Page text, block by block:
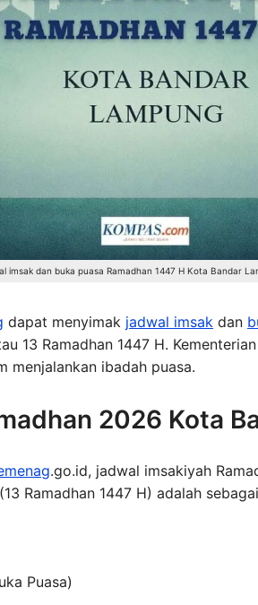
imsak dan buka puasa Ramadhan 1447 H Kota Bandar
dapat menyimak jadwal imsak dan
13 Ramadhan 1447 H.
menjalankan ibadah puasa.
2026 Kota
.go.id, jadwal imsakiyah
Ramadhan 1447 H) adalah
Puasa)